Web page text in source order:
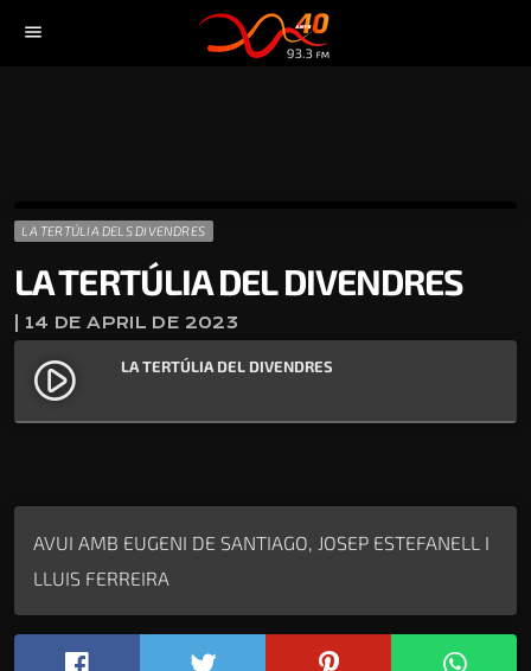
menu
LA TERTÚLIA DELS DIVENDRES
LA TERTÚLIA DEL DIVENDRES
| 14 DE APRIL DE 2023
play_circle_filled LA TERTÚLIA DEL DIVENDRES
AVUI AMB EUGENI DE SANTIAGO, JOSEP ESTEFANELL I
LLUIS FERREIRA